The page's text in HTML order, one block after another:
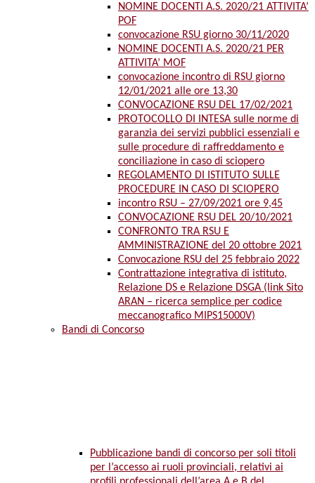
NOMINE DOCENTI A.S. 2020/21 ATTIVITA’
POF
convocazione RSU giorno 30/11/2020
NOMINE DOCENTI A.S. 2020/21 PER
ATTIVITA’ MOF
convocazione incontro di RSU giorno
12/01/2021 alle ore 13,30
CONVOCAZIONE RSU DEL 17/02/2021
PROTOCOLLO DI INTESA sulle norme di
garanzia dei servizi pubblici essenziali e
sulle procedure di raffreddamento e
conciliazione in caso di sciopero
REGOLAMENTO DI ISTITUTO SULLE
PROCEDURE IN CASO DI SCIOPERO
incontro RSU – 27/09/2021 ore 9,45
CONVOCAZIONE RSU DEL 20/10/2021
CONFRONTO TRA RSU E
AMMINISTRAZIONE del 20 ottobre 2021
Convocazione RSU del 25 febbraio 2022
Contrattazione integrativa di istituto,
Relazione DS e Relazione DSGA (link Sito
ARAN – ricerca semplice per codice
meccanografico MIPS15000V)
Bandi di Concorso
Pubblicazione bandi di concorso per soli titoli
per l’accesso ai ruoli provinciali, relativi ai